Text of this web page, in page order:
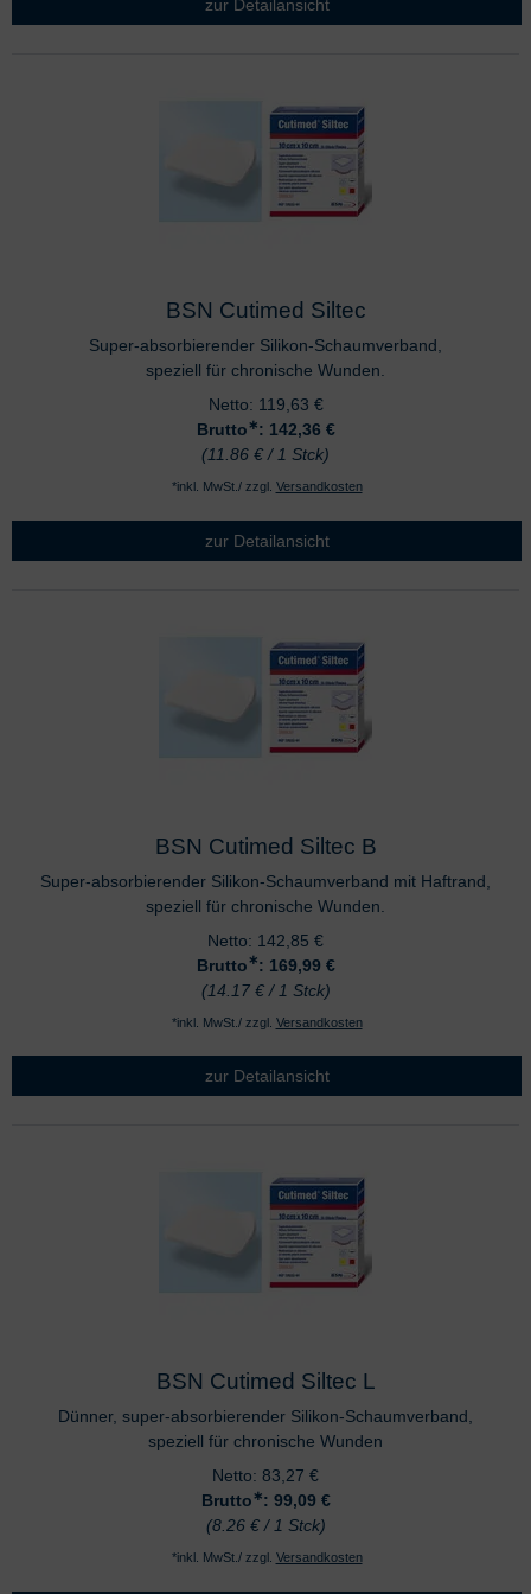
zur Detailansicht
BSN Cutimed Siltec
Super-absorbierender Silikon-Schaumverband,
speziell für chronische Wunden.
Netto: 119,63 €
Brutto∗: 142,36 €
(11.86 € / 1 Stck)
*inkl. MwSt./ zzgl. Versandkosten
zur Detailansicht
BSN Cutimed Siltec B
Super-absorbierender Silikon-Schaumverband mit Haftrand,
speziell für chronische Wunden.
Netto: 142,85 €
Brutto∗: 169,99 €
(14.17 € / 1 Stck)
*inkl. MwSt./ zzgl. Versandkosten
zur Detailansicht
BSN Cutimed Siltec L
Dünner, super-absorbierender Silikon-Schaumverband,
speziell für chronische Wunden
Netto: 83,27 €
Brutto∗: 99,09 €
(8.26 € / 1 Stck)
*inkl. MwSt./ zzgl. Versandkosten